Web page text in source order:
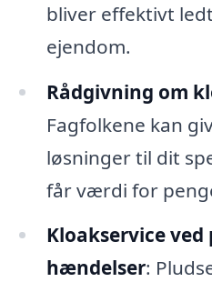
bliver effektivt
ejendom.
Rådgivning om
Fagfolkene kan
løsninger til dit
får værdi for
Kloakservice ved
hændelser: